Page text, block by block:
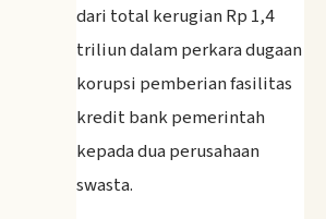
dari total kerugian Rp 1,4
triliun dalam perkara dugaan
korupsi pemberian fasilitas
kredit bank pemerintah
kepada dua perusahaan
swasta.